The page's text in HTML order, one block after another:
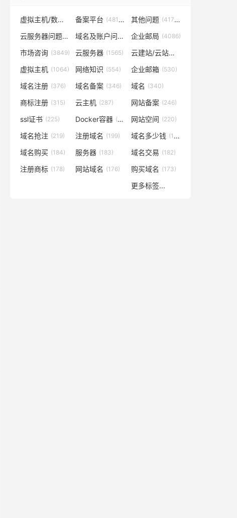
虚拟主机/数据库问题 (57819)
备案平台 (48153) 其他问题 (41702)
云服务器问题(38267) 域名及账户问题 (29026)
企业邮局 (4086)
市场咨询 (3849) 云服务器 (1565) 云建站/云站群/小程序
虚拟主机 (1064) 网络知识 (554) 企业邮箱 (530)
域名注册 (376) 域名备案 (346) 域名 (340)
商标注册 (315) 云主机 (287) 网站备案 (246)
ssl证书 (225) Docker容器 (221) 网站空间 (220)
域名抢注 (219) 注册域名 (199) 域名多少钱 (196)
域名购买 (184) 服务器 (183) 域名交易 (182)
注册商标 (178) 网站域名 (176) 购买域名 (173)
更多标签...